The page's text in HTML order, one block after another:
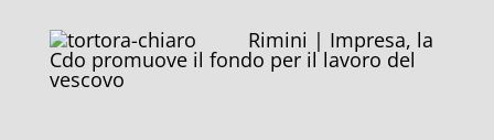
Rimini | Impresa, la
Cdo promuove il fondo per il lavoro del
vescovo